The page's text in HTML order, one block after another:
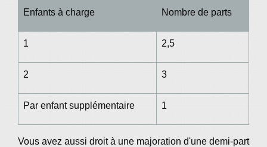
Enfants à charge Nombre de parts
1 2,5
2 3
Par enfant supplémentaire 1
Vous avez aussi droit à une majoration d'une demi-part